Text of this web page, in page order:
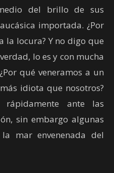
del brillo de sus
importada. ¿Por
la locura? Y no digo que
lo es y con mucha
qué veneramos a un
idiota que nosotros?
rápidamente ante las
sin embargo algunas
mar envenenada del